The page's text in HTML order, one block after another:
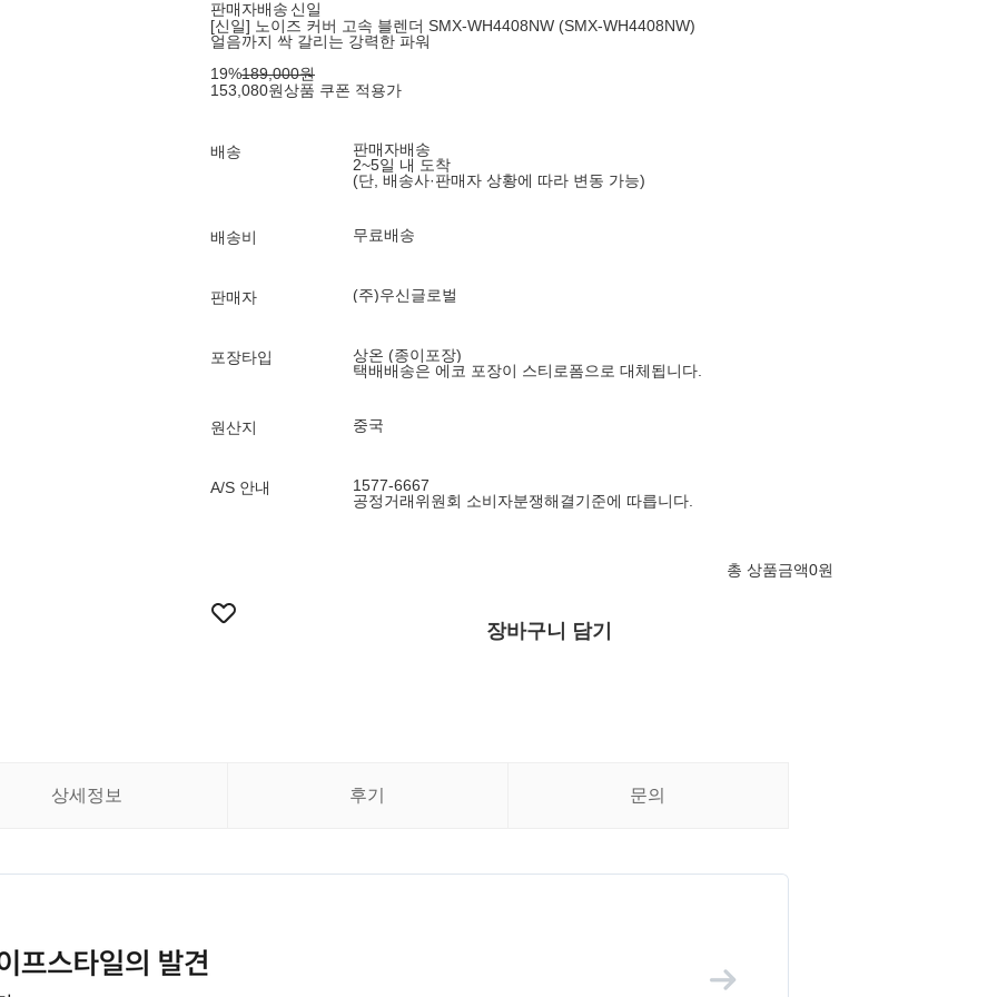
판매자배송 신일
[신일] 노이즈 커버 고속 블렌더 SMX-WH4408NW (SMX-WH4408NW)
얼음까지 싹 갈리는 강력한 파워
19%189,000원
153,080원상품 쿠폰 적용가
배송
판매자배송
2~5일 내 도착
(단, 배송사·판매자 상황에 따라 변동 가능)
배송비 무료배송
판매자 (주)우신글로벌
포장타입
상온 (종이포장)
택배배송은 에코 포장이 스티로폼으로 대체됩니다.
원산지 중국
A/S 안내
1577-6667
공정거래위원회 소비자분쟁해결기준에 따릅니다.
총 상품금액0원
장바구니 담기
상세정보 후기 문의